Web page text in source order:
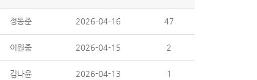
정동준 2026-04-16 47
이원중 2026-04-15 2
김나윤 2026-04-13 1